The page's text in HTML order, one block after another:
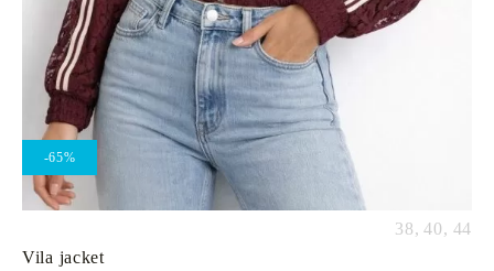
-65%
38, 40, 44
Vila jacket